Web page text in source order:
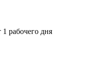
рабочего дня